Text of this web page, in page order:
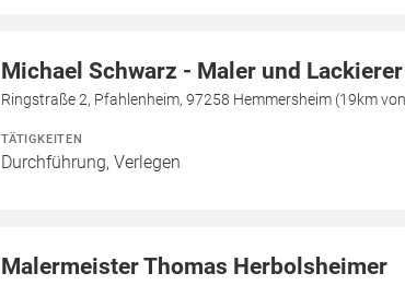
Michael Schwarz - Maler und Lackierer
Ringstraße 2, Pfahlenheim, 97258 Hemmersheim (19km
TÄTIGKEITEN
Durchführung, Verlegen
Malermeister Thomas Herbolsheimer